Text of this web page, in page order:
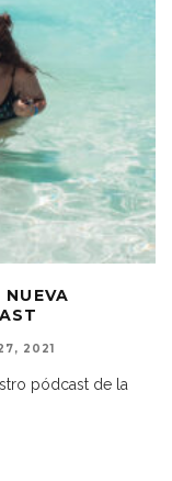
2021
pódcast de la